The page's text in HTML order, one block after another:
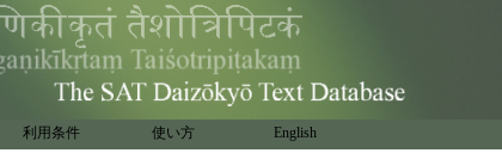
利用条件 使い方 English
顯現自在力 充滿十方界
放大光明海 一切刹塵等
無量自在身 充滿於十方
大地六種動 自然出妙音
如來興出世 天人悉歡喜
一切毛孔中 出佛化身海
充滿十方界 隨應而説法